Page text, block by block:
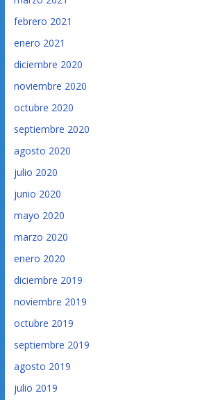
febrero 2021
enero 2021
diciembre 2020
noviembre 2020
octubre 2020
septiembre 2020
agosto 2020
julio 2020
junio 2020
mayo 2020
marzo 2020
enero 2020
diciembre 2019
noviembre 2019
octubre 2019
septiembre 2019
agosto 2019
julio 2019